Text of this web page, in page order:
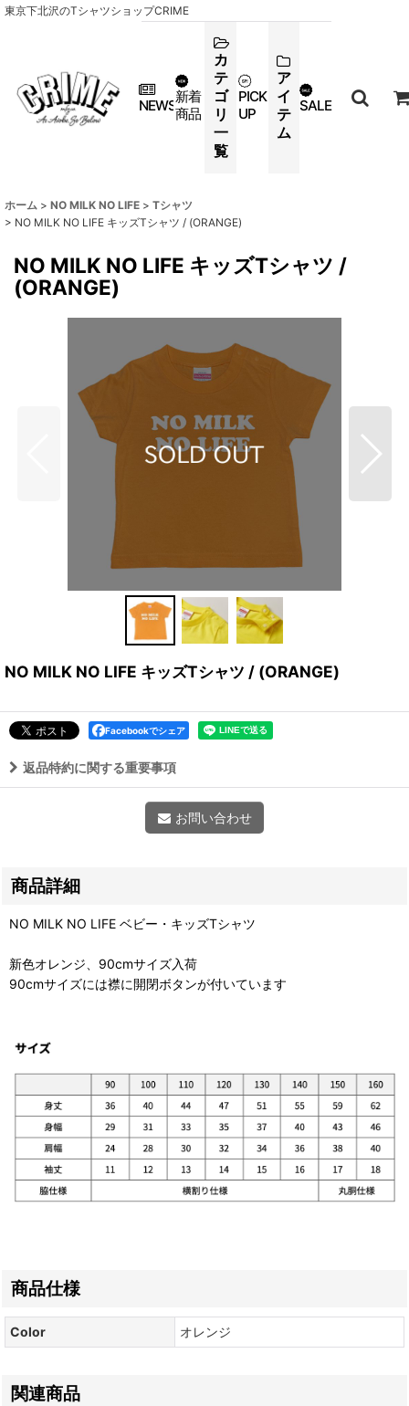
東京下北沢のTシャツショップCRIME
NEWS新着
商品
カ
テ
ゴ
リ
一
覧
PICK
UP
ア
イ
テ
ム
SALE
ホーム > NO MILK NO LIFE > Tシャツ
> NO MILK NO LIFE キッズTシャツ / (ORANGE)
NO MILK NO LIFE キッズTシャツ /
(ORANGE)
NO MILK NO LIFE キッズTシャツ / (ORANGE)
Facebookでシェア
返品特約に関する重要事項
お問い合わせ
商品詳細
NO MILK NO LIFE ベビー・キッズTシャツ
新色オレンジ、90cmサイズ入荷
90cmサイズには襟に開閉ボタンが付いています
商品仕様
Color オレンジ
関連商品